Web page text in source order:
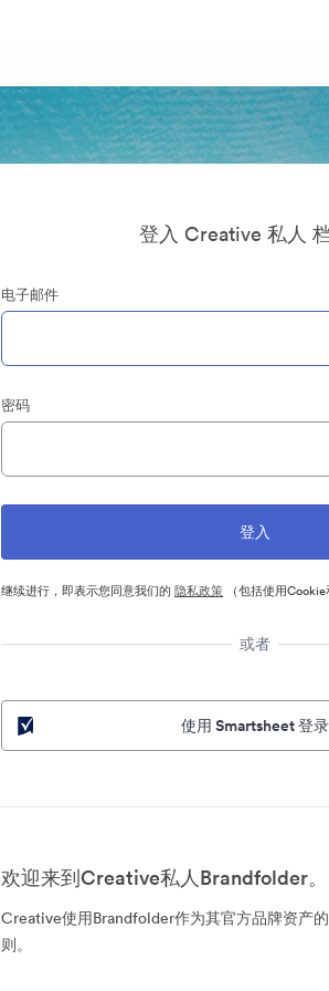
登入 Creative 私人
电子邮件
密码
继续进行，即表示您同意我们的 隐私政策 （包括使用
或者
使用 Smartsheet 登录
欢迎来到Creative私人Brandfolder。
Creative使用Brandfolder作为其官方品牌资产
则。